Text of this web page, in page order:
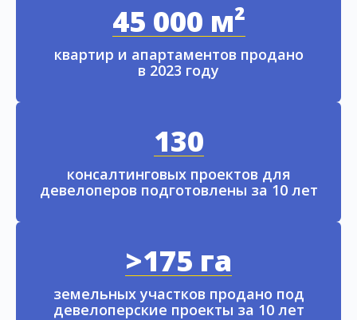
45 000 м²
квартир и апартаментов продано
в 2023 году
130
консалтинговых проектов для
девелоперов подготовлены за 10 лет
>175 га
земельных участков продано под
девелоперские проекты за 10 лет